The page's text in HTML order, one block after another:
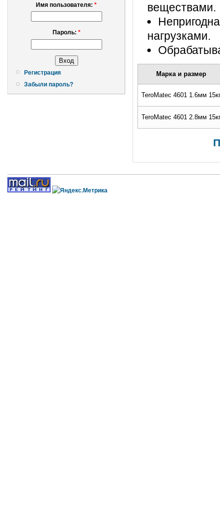
Имя пользователя: *
Пароль: *
Регистрация
Забыли пароль?
веществами.
нагрузками.
Марка и размер
TeroMatec 4601 1.6мм
TeroMatec 4601 2.8мм